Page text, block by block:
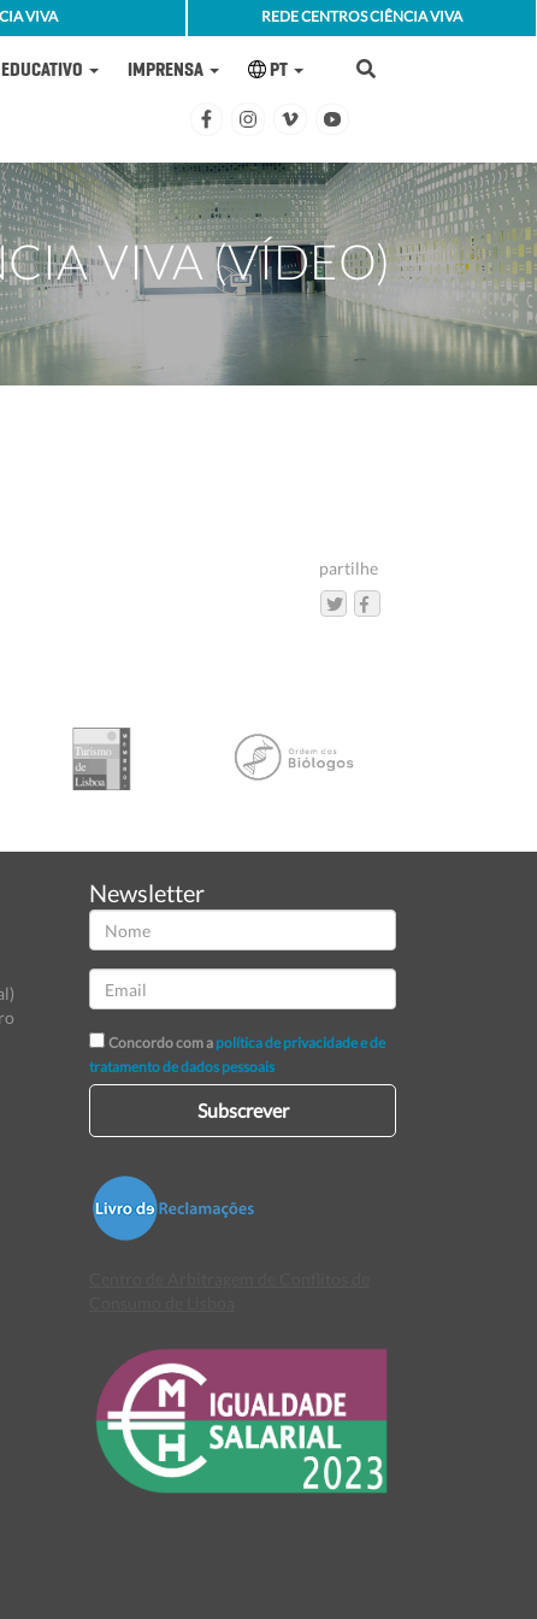
VIVA REDE CENTROS CIÊNCIA VIVA
EDUCATIVO IMPRENSA PT
VIVA (VÍDEO)
partilhe
Newsletter
Concordo com a política de privacidade e de
tratamento de dados pessoais
Subscrever